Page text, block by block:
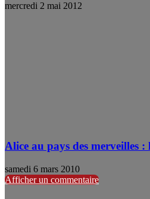
mercredi 2 mai 2012
Alice au pays des merveilles :
samedi 6 mars 2010
Afficher un commentaire